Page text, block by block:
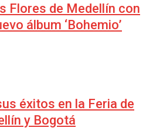
Flores de Medellín con
álbum ‘Bohemio’
éxitos en la Feria de
y Bogotá